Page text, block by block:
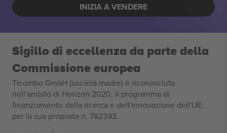
INIZIA A VENDERE
Sigillo di eccellenza da parte della
Commissione europea
Ticombo GmbH (società madre) è riconosciuta
nell'ambito di Horizon 2020, il programma di
finanziamento della ricerca e dell'innovazione dell'UE,
per la sua proposta n. 782393.